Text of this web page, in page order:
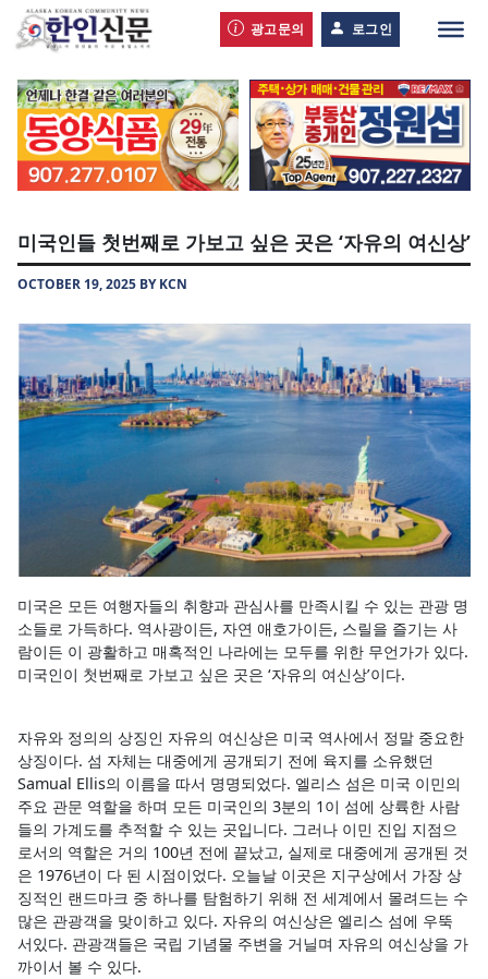
광고문의 로그인
미국인들 첫번째로 가보고 싶은 곳은 ‘자유의 여신상’
OCTOBER 19, 2025 BY KCN
미국은 모든 여행자들의 취향과 관심사를 만족시킬 수 있는 관광 명
소들로 가득하다. 역사광이든, 자연 애호가이든, 스릴을 즐기는 사
람이든 이 광활하고 매혹적인 나라에는 모두를 위한 무언가가 있다.
미국인이 첫번째로 가보고 싶은 곳은 ‘자유의 여신상’이다.
자유와 정의의 상징인 자유의 여신상은 미국 역사에서 정말 중요한
상징이다. 섬 자체는 대중에게 공개되기 전에 육지를 소유했던
Samual Ellis의 이름을 따서 명명되었다. 엘리스 섬은 미국 이민의
주요 관문 역할을 하며 모든 미국인의 3분의 1이 섬에 상륙한 사람
들의 가계도를 추적할 수 있는 곳입니다. 그러나 이민 진입 지점으
로서의 역할은 거의 100년 전에 끝났고, 실제로 대중에게 공개된 것
은 1976년이 다 된 시점이었다. 오늘날 이곳은 지구상에서 가장 상
징적인 랜드마크 중 하나를 탐험하기 위해 전 세계에서 몰려드는 수
많은 관광객을 맞이하고 있다. 자유의 여신상은 엘리스 섬에 우뚝
서있다. 관광객들은 국립 기념물 주변을 거닐며 자유의 여신상을 가
까이서 볼 수 있다.